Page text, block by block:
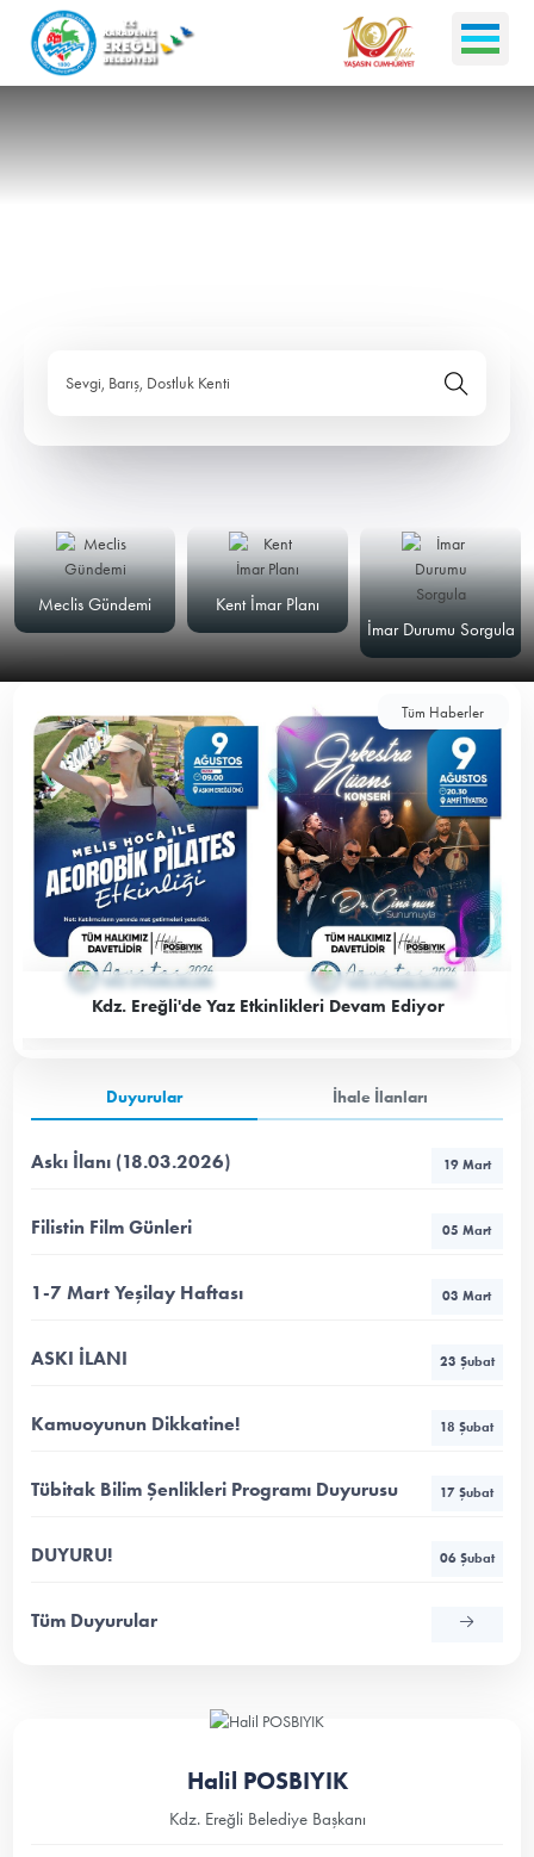
Sevgi, Barış, Dostluk Kenti
Meclis Gündemi
Kent İmar Planı
İmar Durumu Sorgula
Tüm Haberler
Kdz. Ereğli'de Yaz Etkinlikleri Devam Ediyor
Duyurular İhale İlanları
Askı İlanı (18.03.2026) 19 Mart
Filistin Film Günleri 05 Mart
1-7 Mart Yeşilay Haftası 03 Mart
ASKI İLANI 23 Şubat
Kamuoyunun Dikkatine! 18 Şubat
Tübitak Bilim Şenlikleri Programı Duyurusu 17 Şubat
DUYURU! 06 Şubat
Tüm Duyurular
Halil POSBIYIK
Kdz. Ereğli Belediye Başkanı